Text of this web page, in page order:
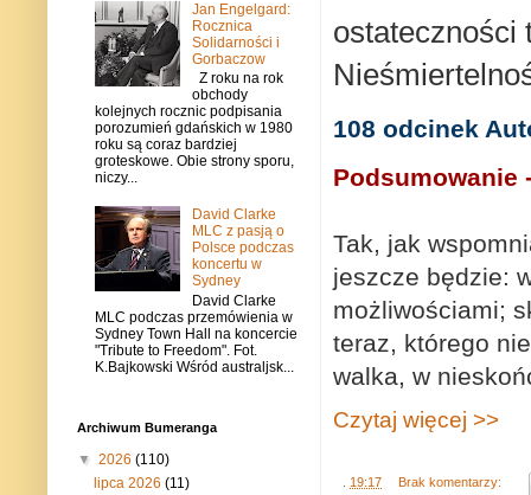
ostateczności
108 odcinek
Podsumowanie
Tak, jak
jeszcze będzie:
możliwościami;
teraz, którego
walka, w
Czytaj więcej >>
19:17 Brak komentarzy:
Jan Engelgard:
Rocznica
Solidarności i
Gorbaczow
Z roku na rok
obchody
kolejnych rocznic podpisania
porozumień gdańskich w 1980
roku są coraz bardziej
groteskowe. Obie strony sporu,
niczy...
David Clarke
MLC z pasją o
Polsce podczas
koncertu w
Sydney
David Clarke
MLC podczas przemówienia w
Sydney Town Hall na koncercie
"Tribute to Freedom". Fot.
K.Bajkowski Wśród australjsk...
Archiwum Bumeranga
▼ 2026 (110)
lipca 2026(11)